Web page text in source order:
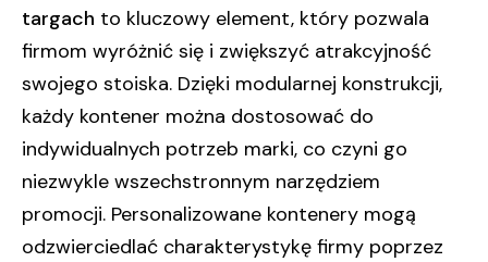
targach to kluczowy element, który pozwala
firmom wyróżnić się i zwiększyć atrakcyjność
swojego stoiska. Dzięki modularnej konstrukcji,
każdy kontener można dostosować do
indywidualnych potrzeb marki, co czyni go
niezwykle wszechstronnym narzędziem
promocji. Personalizowane kontenery mogą
odzwierciedlać charakterystykę firmy poprzez